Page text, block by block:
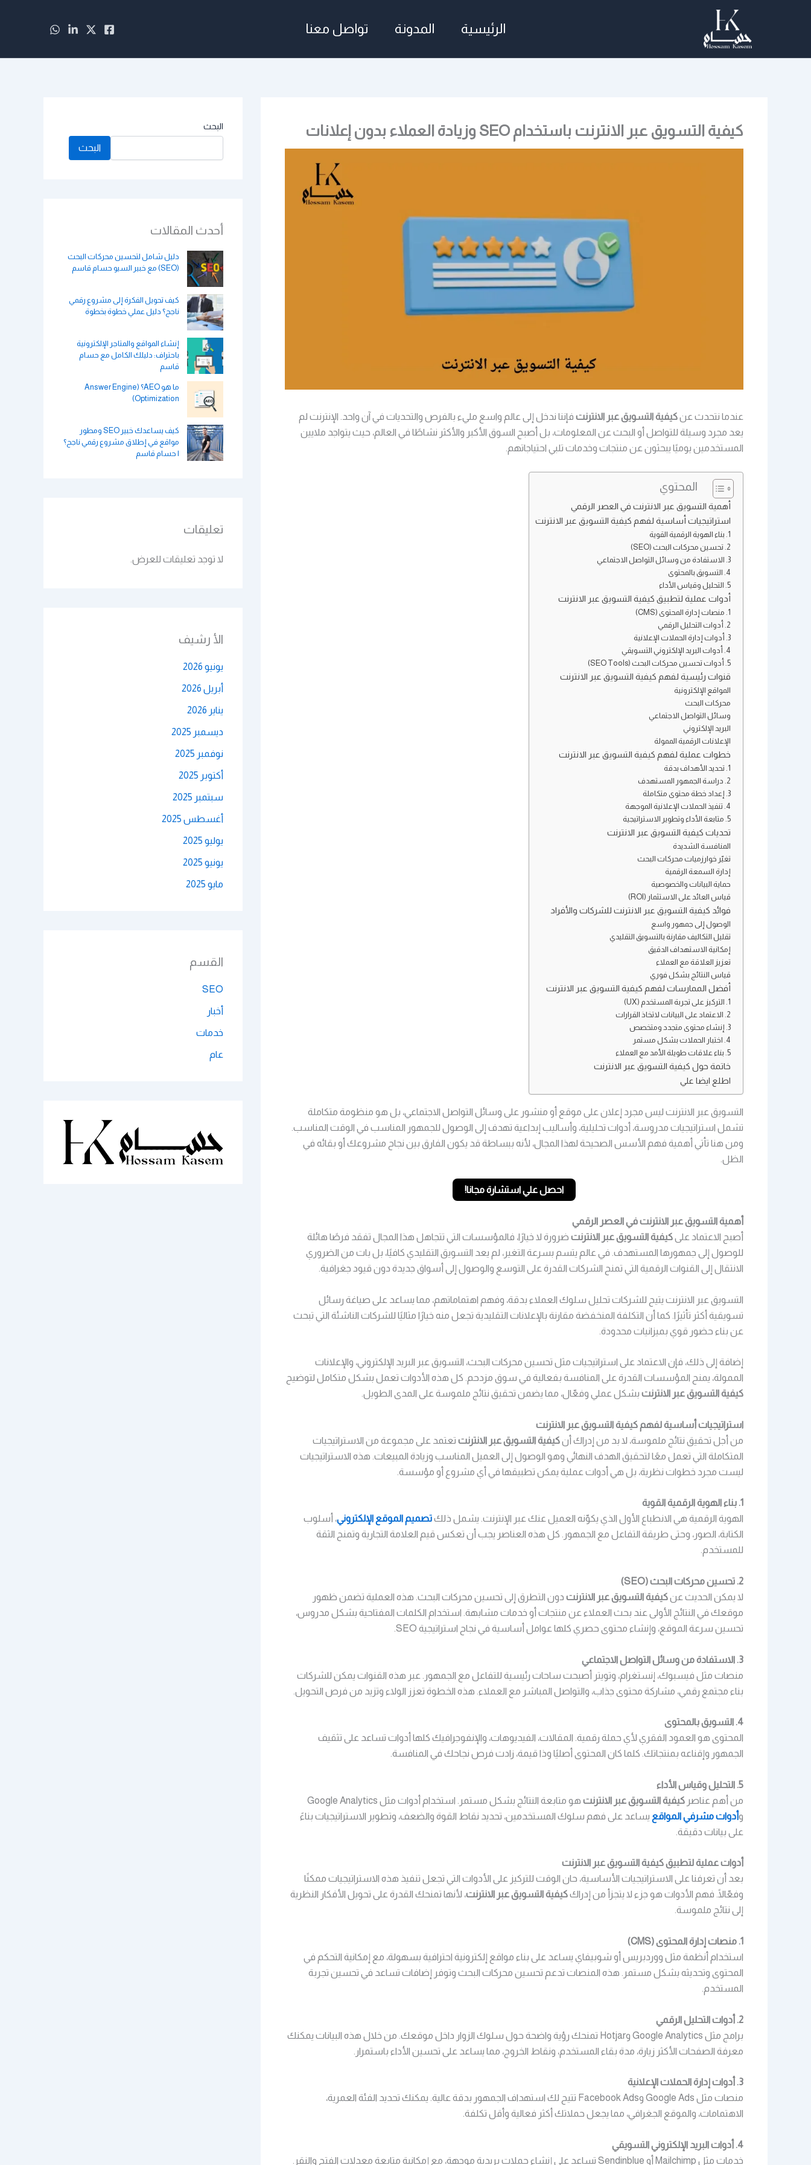
الرئيسية المدونة تواصل معنا
كيفية التسويق عبر الانترنت باستخدام SEO وزيادة العملاء بدون إعلانات
عندما نتحدث عنكيفية التسويق عبر الانترنت فإننا ندخل إلى عالم واسع مليء بالفرص والتحديات في آن واحد. الإنترنت لم
يعد مجرد وسيلة للتواصل أو البحث عن المعلومات، بل أصبح السوق الأكبر والأكثر نشاطًا في العالم، حيث يتواجد ملايين
المستخدمين يوميًا يبحثون عن منتجات وخدمات تلبي احتياجاتهم.
المحتوي
أهمية التسويق عبر الانترنت في العصر الرقمي
استراتيجيات أساسية لفهم كيفية التسويق عبر الانترنت
1. بناء الهوية الرقمية القوية
2. تحسين محركات البحث (SEO)
3. الاستفادة من وسائل التواصل الاجتماعي
4. التسويق بالمحتوى
5. التحليل وقياس الأداء
أدوات عملية لتطبيق كيفية التسويق عبر الانترنت
1. منصات إدارة المحتوى (CMS)
2. أدوات التحليل الرقمي
3. أدوات إدارة الحملات الإعلانية
4. أدوات البريد الإلكتروني التسويقي
5. أدوات تحسين محركات البحث (SEO Tools)
قنوات رئيسية لفهم كيفية التسويق عبر الانترنت
المواقع الإلكترونية
محركات البحث
وسائل التواصل الاجتماعي
البريد الإلكتروني
الإعلانات الرقمية الممولة
خطوات عملية لفهم كيفية التسويق عبر الانترنت
1. تحديد الأهداف بدقة
2. دراسة الجمهور المستهدف
3. إعداد خطة محتوى متكاملة
4. تنفيذ الحملات الإعلانية الموجهة
5. متابعة الأداء وتطوير الاستراتيجية
تحديات كيفية التسويق عبر الانترنت
المنافسة الشديدة
تغيّر خوارزميات محركات البحث
إدارة السمعة الرقمية
حماية البيانات والخصوصية
قياس العائد على الاستثمار (ROI)
فوائد كيفية التسويق عبر الانترنت للشركات والأفراد
الوصول إلى جمهور واسع
تقليل التكاليف مقارنة بالتسويق التقليدي
إمكانية الاستهداف الدقيق
تعزيز العلاقة مع العملاء
قياس النتائج بشكل فوري
أفضل الممارسات لفهم كيفية التسويق عبر الانترنت
1. التركيز على تجربة المستخدم (UX)
2. الاعتماد على البيانات لاتخاذ القرارات
3. إنشاء محتوى متجدد ومتخصص
4. اختبار الحملات بشكل مستمر
5. بناء علاقات طويلة الأمد مع العملاء
خاتمة حول كيفية التسويق عبر الانترنت
اطلع ايضا علي
التسويق عبر الانترنت ليس مجرد إعلان على موقع أو منشور على وسائل التواصل الاجتماعي، بل هو منظومة متكاملة
تشمل استراتيجيات مدروسة، أدوات تحليلية، وأساليب إبداعية تهدف إلى الوصول للجمهور المناسب في الوقت المناسب.
ومن هنا تأتي أهمية فهم الأسس الصحيحة لهذا المجال، لأنه ببساطة قد يكون الفارق بين نجاح مشروعك أو بقائه في
الظل.
احصل علي استشارة مجانا!
أهمية التسويق عبر الانترنت في العصر الرقمي
أصبح الاعتماد علىكيفية التسويق عبر الانترنت ضرورة لا خيارًا، فالمؤسسات التي تتجاهل هذا المجال تفقد فرصًا هائلة
للوصول إلى جمهورها المستهدف. في عالم يتسم بسرعة التغير، لم يعد التسويق التقليدي كافيًا، بل بات من الضروري
الانتقال إلى القنوات الرقمية التي تمنح الشركات القدرة على التوسع والوصول إلى أسواق جديدة دون قيود جغرافية.
التسويق عبر الانترنت يتيح للشركات تحليل سلوك العملاء بدقة، وفهم اهتماماتهم، مما يساعد على صياغة رسائل
تسويقية أكثر تأثيرًا. كما أن التكلفة المنخفضة مقارنة بالإعلانات التقليدية تجعل منه خيارًا مثاليًا للشركات الناشئة التي تبحث
عن بناء حضور قوي بميزانيات محدودة.
إضافة إلى ذلك، فإن الاعتماد على استراتيجيات مثل تحسين محركات البحث، التسويق عبر البريد الإلكتروني، والإعلانات
الممولة، يمنح المؤسسات القدرة على المنافسة بفعالية في سوق مزدحم. كل هذه الأدوات تعمل بشكل متكامل لتوضيح
كيفية التسويق عبر الانترنت بشكل عملي وفعّال، مما يضمن تحقيق نتائج ملموسة على المدى الطويل.
استراتيجيات أساسية لفهم كيفية التسويق عبر الانترنت
من أجل تحقيق نتائج ملموسة، لا بد من إدراك أنكيفية التسويق عبر الانترنت تعتمد على مجموعة من الاستراتيجيات
المتكاملة التي تعمل معًا لتحقيق الهدف النهائي وهو الوصول إلى العميل المناسب وزيادة المبيعات. هذه الاستراتيجيات
ليست مجرد خطوات نظرية، بل هي أدوات عملية يمكن تطبيقها في أي مشروع أو مؤسسة.
1. بناء الهوية الرقمية القوية
الهوية الرقمية هي الانطباع الأول الذي يكوّنه العميل عنك عبر الإنترنت. يشمل ذلكتصميم الموقع الإلكتروني، أسلوب
الكتابة، الصور، وحتى طريقة التفاعل مع الجمهور. كل هذه العناصر يجب أن تعكس قيم العلامة التجارية وتمنح الثقة
للمستخدم.
2. تحسين محركات البحث (SEO)
لا يمكن الحديث عنكيفية التسويق عبر الانترنت دون التطرق إلى تحسين محركات البحث. هذه العملية تضمن ظهور
موقعك في النتائج الأولى عند بحث العملاء عن منتجات أو خدمات مشابهة. استخدام الكلمات المفتاحية بشكل مدروس،
تحسين سرعة الموقع، وإنشاء محتوى حصري كلها عوامل أساسية في نجاح استراتيجية SEO.
3. الاستفادة من وسائل التواصل الاجتماعي
منصات مثل فيسبوك، إنستغرام، وتويتر أصبحت ساحات رئيسية للتفاعل مع الجمهور. عبر هذه القنوات يمكن للشركات
بناء مجتمع رقمي، مشاركة محتوى جذاب، والتواصل المباشر مع العملاء. هذه الخطوة تعزز الولاء وتزيد من فرص التحويل.
4. التسويق بالمحتوى
المحتوى هو العمود الفقري لأي حملة رقمية. المقالات، الفيديوهات، والإنفوجرافيك كلها أدوات تساعد على تثقيف
الجمهور وإقناعه بمنتجاتك. كلما كان المحتوى أصليًا وذا قيمة، زادت فرص نجاحك في المنافسة.
5. التحليل وقياس الأداء
من أهم عناصر كيفية التسويق عبر الانترنت
هو متابعة النتائج بشكل مستمر. استخدام أدوات مثل Google Analytics
وأدوات مشرفي المواقع يساعد على فهم سلوك المستخدمين، تحديد نقاط القوة والضعف، وتطوير الاستراتيجيات بناءً
على بيانات دقيقة.
أدوات عملية لتطبيق كيفية التسويق عبر الانترنت
بعد أن تعرفنا على الاستراتيجيات الأساسية، حان الوقت للتركيز على الأدوات التي تجعل تنفيذ هذه الاستراتيجيات ممكنًا
وفعّالًا. فهم الأدوات هو جزء لا يتجزأ من إدراككيفية التسويق عبر الانترنت، لأنها تمنحك القدرة على تحويل الأفكار النظرية
إلى نتائج ملموسة.
1. منصات إدارة المحتوى (CMS)
استخدام أنظمة مثل ووردبريس أو شوبيفاي يساعد على بناء مواقع إلكترونية احترافية بسهولة، مع إمكانية التحكم في
المحتوى وتحديثه بشكل مستمر. هذه المنصات تدعم تحسين محركات البحث وتوفر إضافات تساعد في تحسين تجربة
المستخدم.
2. أدوات التحليل الرقمي
برامج مثل Google Analytics وHotjar تمنحك رؤية واضحة حول سلوك الزوار داخل موقعك. من خلال هذه البيانات يمكنك
معرفة الصفحات الأكثر زيارة، مدة بقاء المستخدم، ونقاط الخروج، مما يساعد على تحسين الأداء باستمرار.
3. أدوات إدارة الحملات الإعلانية
منصات مثل Google Ads وFacebook Ads تتيح لك استهداف الجمهور بدقة عالية. يمكنك تحديد الفئة العمرية،
الاهتمامات، والموقع الجغرافي، مما يجعل حملاتك أكثر فعالية وأقل تكلفة.
4. أدوات البريد الإلكتروني التسويقي
خدمات مثل Mailchimp أو Sendinblue تساعد على إنشاء حملات بريدية موجهة، مع إمكانية متابعة معدلات الفتح والنقر.
البحث
البحث
أحدث المقالات
دليل شامل لتحسين محركات البحث
(SEO) مع خبير السيو حسام قاسم
كيف تحويل الفكرة إلى مشروع رقمي
ناجح؟ دليل عملي خطوة بخطوة
إنشاء المواقع والمتاجر الإلكترونية
باحتراف: دليلك الكامل مع حسام
قاسم
ما هو AEO؟ (Answer Engine
Optimization)
كيف يساعدك خبير SEO ومطور
مواقع في إطلاق مشروع رقمي ناجح؟
| حسام قاسم
تعليقات
لا توجد تعليقات للعرض.
الأ رشيف
يونيو 2026
أبريل 2026
يناير 2026
ديسمبر 2025
نوفمبر 2025
أكتوبر 2025
سبتمبر 2025
أغسطس 2025
يوليو 2025
يونيو 2025
مايو 2025
القسم
SEO
أخبار
خدمات
عام